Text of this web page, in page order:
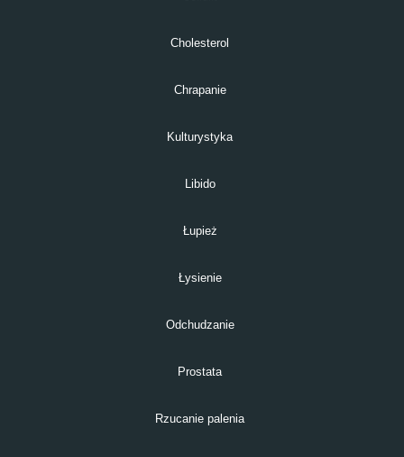
Cholesterol
Chrapanie
Kulturystyka
Libido
Łupież
Łysienie
Odchudzanie
Prostata
Rzucanie palenia